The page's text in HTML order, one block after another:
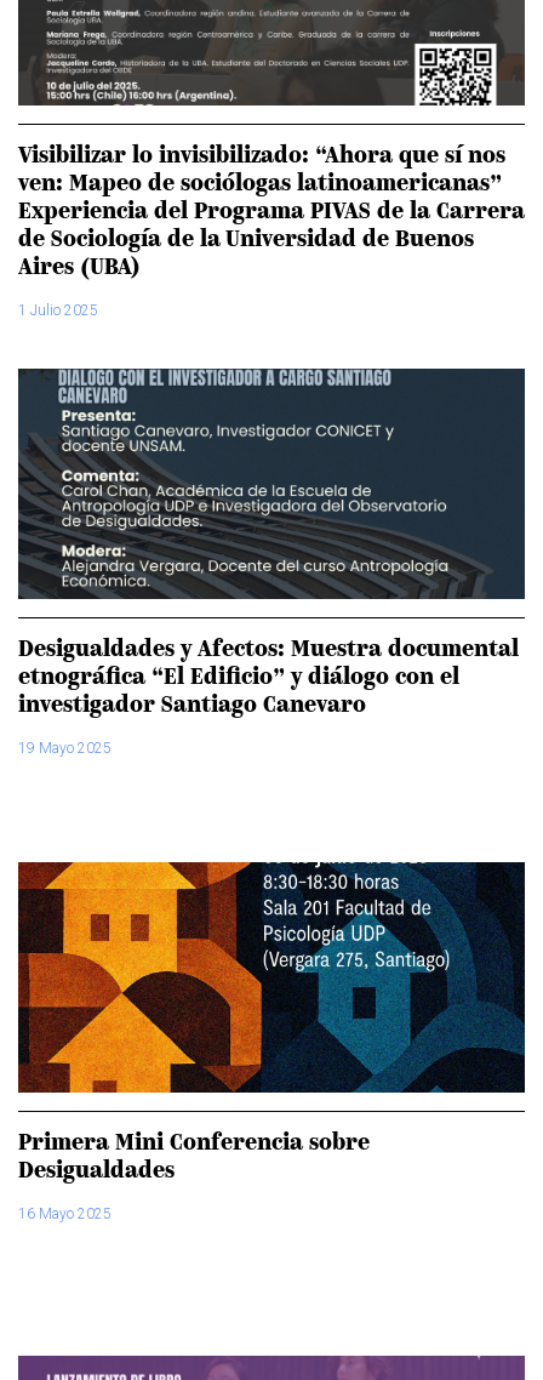
Visibilizar lo invisibilizado: “Ahora que sí nos
ven: Mapeo de sociólogas latinoamericanas”
Experiencia del Programa PIVAS de la Carrera
de Sociología de la Universidad de Buenos
Aires (UBA)
1 Julio 2025
Desigualdades y Afectos: Muestra documental
etnográfica “El Edificio” y diálogo con el
investigador Santiago Canevaro
19 Mayo 2025
Primera Mini Conferencia sobre
Desigualdades
16 Mayo 2025